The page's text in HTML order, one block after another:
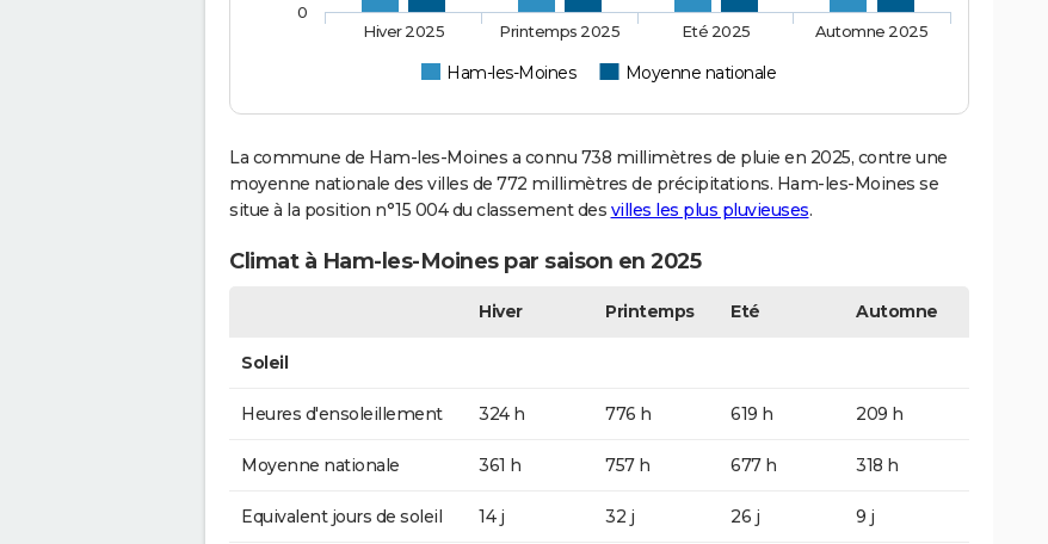
Ham-les-Moines Moyenne nationale
Hiver 2025 Printemps 2025 Eté 2025 Automne 2025
0
La commune de Ham-les-Moines a connu 738 millimètres de pluie en 2025, contre une
moyenne nationale des villes de 772 millimètres de précipitations. Ham-les-Moines se
situe à la position n°15 004 du classement des villes les plus pluvieuses.
Climat à Ham-les-Moines par saison en 2025
Hiver Printemps Eté Automne
Soleil
Heures d'ensoleillement 324 h 776 h 619 h 209 h
Moyenne nationale 361 h 757 h 677 h 318 h
Equivalent jours de soleil 14 j 32 j 26 j 9 j